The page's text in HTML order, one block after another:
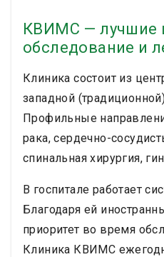
КВИМС — лучшие
обследование и
Клиника состоит из
западной
Профильные
рака, сердечно-
спинальная хирургия,
В госпитале работает
Благодаря ей
приоритет во время
Клиника КВИМС